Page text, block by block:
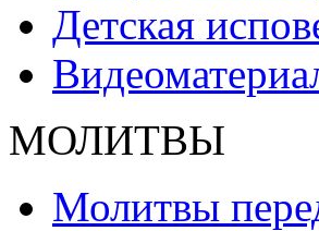
Детская
МОЛИТВЫ
Молитвы